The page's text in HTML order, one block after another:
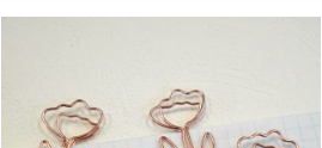
クト ラッピング 資料 プリント 紙 かわいい